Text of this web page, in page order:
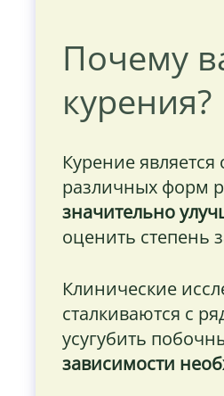
Почему
курения?
Курение
различных форм
значительно
оценить степень
Клинические
сталкиваются с
усугубить
зависимости